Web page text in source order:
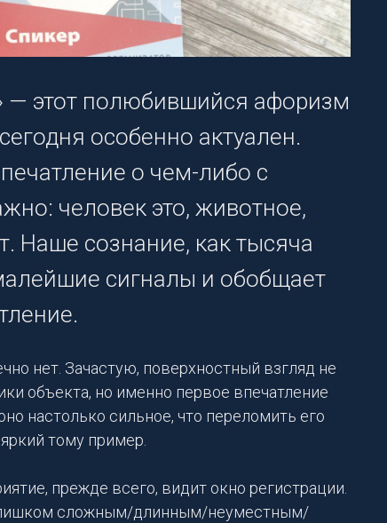
— этот полюбившийся афоризм
особенно актуален.
о чем-либо с
человек это, животное,
Наше сознание, как тысяча
сигналы и обобщает
нет. Зачастую, поверхностный взгляд не
объекта, но именно первое впечатление
настолько сильное, что переломить его
тому пример.
прежде всего, видит окно регистрации.
сложным/длинным/неуместным/